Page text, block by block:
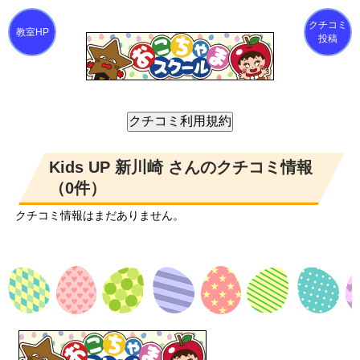
クチコミ
投稿
Kids UP 新川崎 さんのクチコミ情報
（0件）
クチコミ情報はまだありません。